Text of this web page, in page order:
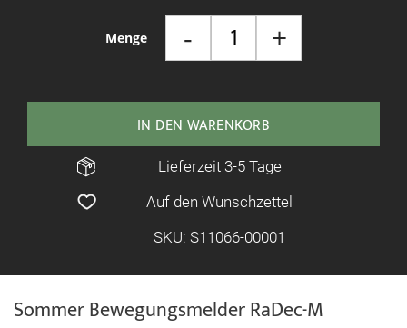
Sommer Bewegungsmelder RaDec-M
Menge - +
IN DEN WARENKORB
Lieferzeit 3-5 Tage
Auf den Wunschzettel
SKU: S11066-00001